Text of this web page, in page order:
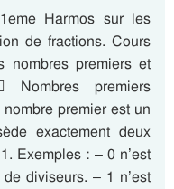
Harmos sur les
de fractions. Cours
nombres premiers et
Nombres premiers
premier est un
exactement deux
Exemples : – 0 n’est
diviseurs. – 1 n’est